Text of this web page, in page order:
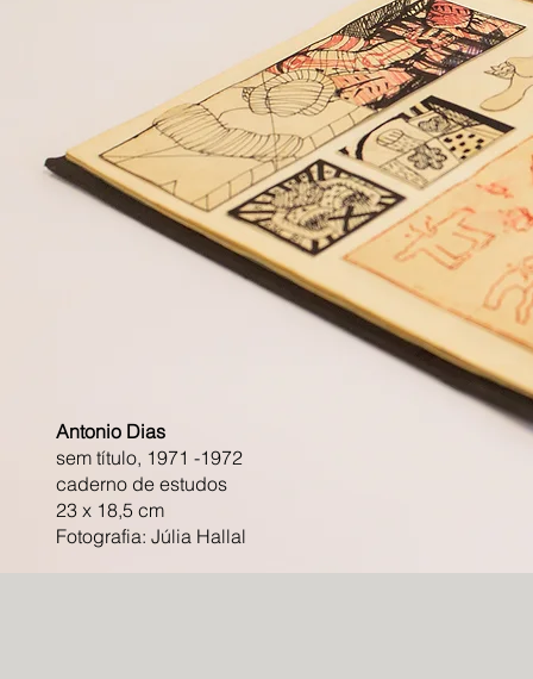
Antonio Dias
sem título, 1971 -1972
caderno de estudos
23 x 18,5 cm
Fotografia: Júlia Hallal